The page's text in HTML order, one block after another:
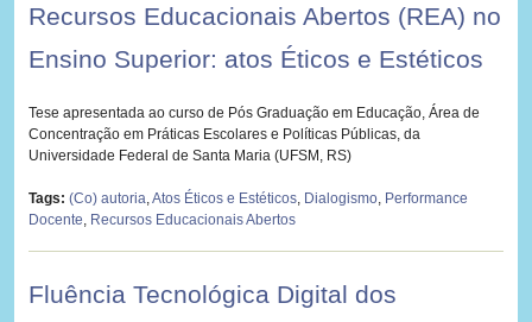
Recursos Educacionais Abertos (REA) no
Ensino Superior: atos Éticos e Estéticos
Tese apresentada ao curso de Pós Graduação em Educação, Área de
Concentração em Práticas Escolares e Políticas Públicas, da
Universidade Federal de Santa Maria (UFSM, RS)
Tags: (Co) autoria,Atos Éticos e Estéticos, Dialogismo, Performance
Docente, Recursos Educacionais Abertos
Fluência Tecnológica Digital dos